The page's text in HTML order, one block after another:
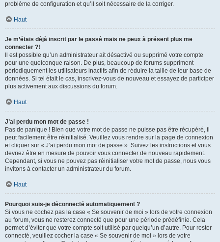
problème de configuration et qu’il soit nécessaire de la corriger.
Haut
Je m’étais déjà inscrit par le passé mais ne peux à présent plus me
connecter ?!
Il est possible qu’un administrateur ait désactivé ou supprimé votre compte
pour une quelconque raison. De plus, beaucoup de forums suppriment
périodiquement les utilisateurs inactifs afin de réduire la taille de leur base de
données. Si tel était le cas, inscrivez-vous de nouveau et essayez de participer
plus activement aux discussions du forum.
Haut
J’ai perdu mon mot de passe !
Pas de panique ! Bien que votre mot de passe ne puisse pas être récupéré, il
peut facilement être réinitialisé. Veuillez vous rendre sur la page de connexion
et cliquer sur « J’ai perdu mon mot de passe ». Suivez les instructions et vous
devriez être en mesure de pouvoir vous connecter de nouveau rapidement.
Cependant, si vous ne pouvez pas réinitialiser votre mot de passe, nous vous
invitons à contacter un administrateur du forum.
Haut
Pourquoi suis-je déconnecté automatiquement ?
Si vous ne cochez pas la case « Se souvenir de moi » lors de votre connexion
au forum, vous ne resterez connecté que pour une période prédéfinie. Cela
permet d’éviter que votre compte soit utilisé par quelqu’un d’autre. Pour rester
connecté, veuillez cocher la case « Se souvenir de moi » lors de votre